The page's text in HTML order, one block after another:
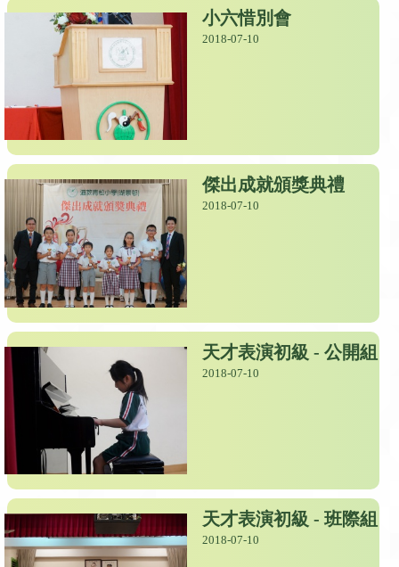
小六惜別會
2018-07-10
傑出成就頒獎典禮
2018-07-10
天才表演初級 - 公開組
2018-07-10
天才表演初級 - 班際組
2018-07-10